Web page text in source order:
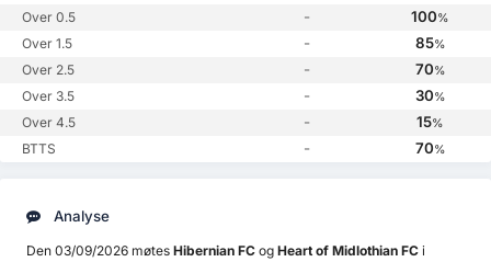
Over 0.5 - 100%
Over 1.5 - 85%
Over 2.5 - 70%
Over 3.5 - 30%
Over 4.5 - 15%
BTTS - 70%
Analyse
Den 03/09/2026 møtes Hibernian FC og Heart of Midlothian FC i